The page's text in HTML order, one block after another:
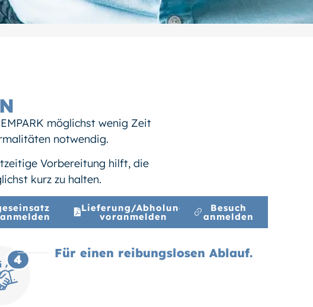
möglichst wenig Zeit
notwendig.
Vorbereitung hilft, die
kurz zu halten.
Lieferung/Abholung
voranmelden
Besuch
anmelden
4 Für einen reibungslosen Ablauf.